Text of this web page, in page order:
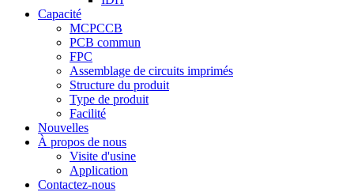
Capacité
MCPCCB
PCB commun
FPC
Assemblage de circuits imprimés
Structure du produit
Type de produit
Facilité
Nouvelles
À propos de nous
Visite d'usine
Application
Contactez-nous